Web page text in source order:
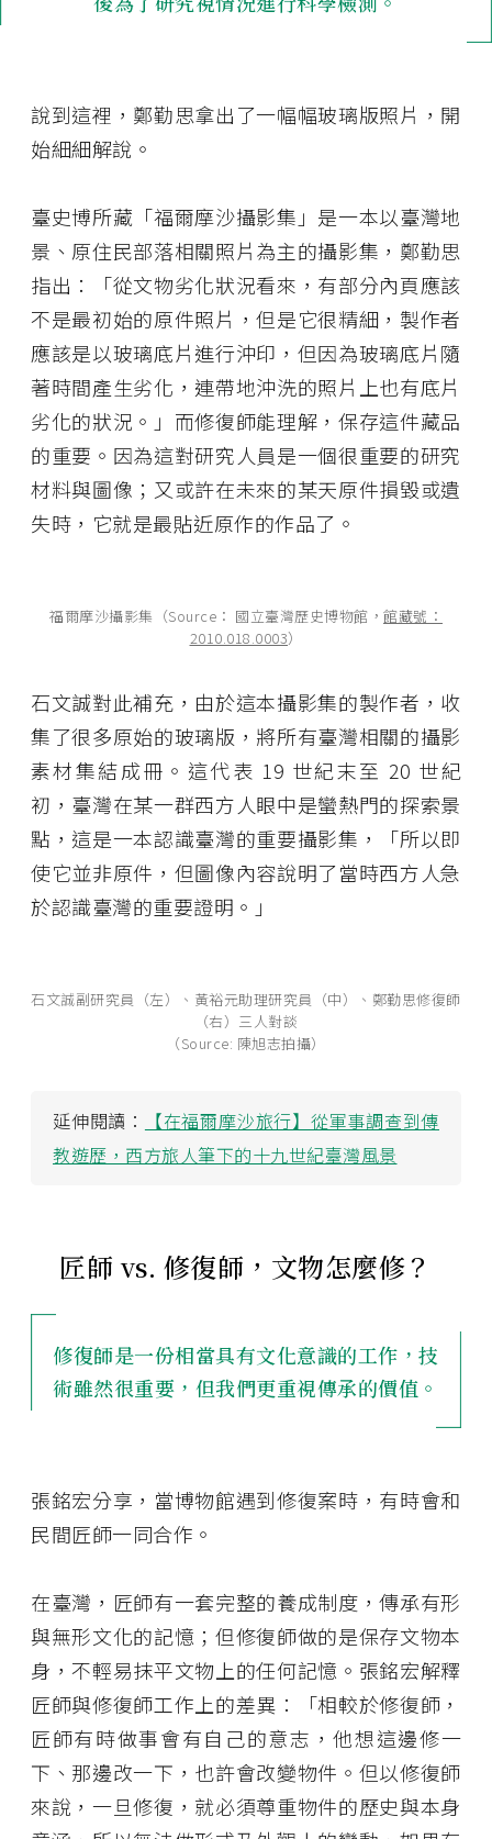
說到這裡，鄭勤思拿出了一幅幅玻璃版照片，開
始細細解說。
臺史博所藏「福爾摩沙攝影集」是一本以臺灣地
景、原住民部落相關照片為主的攝影集，鄭勤思
指出：「從文物劣化狀況看來，有部分內頁應該
不是最初始的原件照片，但是它很精細，製作者
應該是以玻璃底片進行沖印，但因為玻璃底片隨
著時間產生劣化，連帶地沖洗的照片上也有底片
劣化的狀況。」而修復師能理解，保存這件藏品
的重要。因為這對研究人員是一個很重要的研究
材料與圖像；又或許在未來的某天原件損毀或遺
失時，它就是最貼近原作的作品了。
福爾摩沙攝影集（Source： 國立臺灣歷史博物館， 館藏號：
2010.018.0003）
石文誠對此補充，由於這本攝影集的製作者，收
集了很多原始的玻璃版，將所有臺灣相關的攝影
素材集結成冊。這代表 19 世紀末至 20 世紀
初，臺灣在某一群西方人眼中是蠻熱門的探索景
點，這是一本認識臺灣的重要攝影集，「所以即
使它並非原件，但圖像內容說明了當時西方人急
於認識臺灣的重要證明。」
石文誠副研究員（左）、黃裕元助理研究員（中）、鄭勤思修復師
（右）三人對談
（Source: 陳旭志拍攝）
延伸閱讀：
【在福爾摩沙旅行】從軍事調查到傳
教遊歷，西方旅人筆下的十九世紀臺灣風景
匠師 vs. 修復師，文物怎麼修？
修復師是一份相當具有文化意識的工作，技
術雖然很重要，但我們更重視傳承的價值。
張銘宏分享，當博物館遇到修復案時，有時會和
民間匠師一同合作。
在臺灣，匠師有一套完整的養成制度，傳承有形
與無形文化的記憶；但修復師做的是保存文物本
身，不輕易抹平文物上的任何記憶。張銘宏解釋
匠師與修復師工作上的差異：「相較於修復師，
匠師有時做事會有自己的意志，他想這邊修一
下、那邊改一下，也許會改變物件。但以修復師
來說，一旦修復，就必須尊重物件的歷史與本身